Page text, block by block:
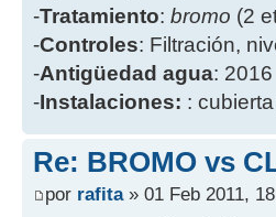
-Tratamiento: bromo (2
-Controles: Filtración,
-Antigüedad agua: 2016
-Instalaciones: :
Re: BROMO vs
por rafita» 01 Feb 2011,